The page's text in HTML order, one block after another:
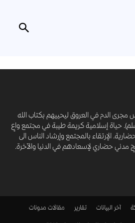
مجرى الدم في العروق ليحييهم بكتاب الله
حياة إسلامية كريمة طيبة في مجتمع واعٍ
الإرتقاء بالمجتمع وإرشاد الناس الى
مدني حضاري لإسعادهم في الدنيا والآخرة.
آخر البيانات تقارير مقالات مدونات